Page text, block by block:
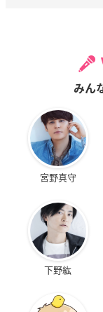
みん
宮野真守
下野紘